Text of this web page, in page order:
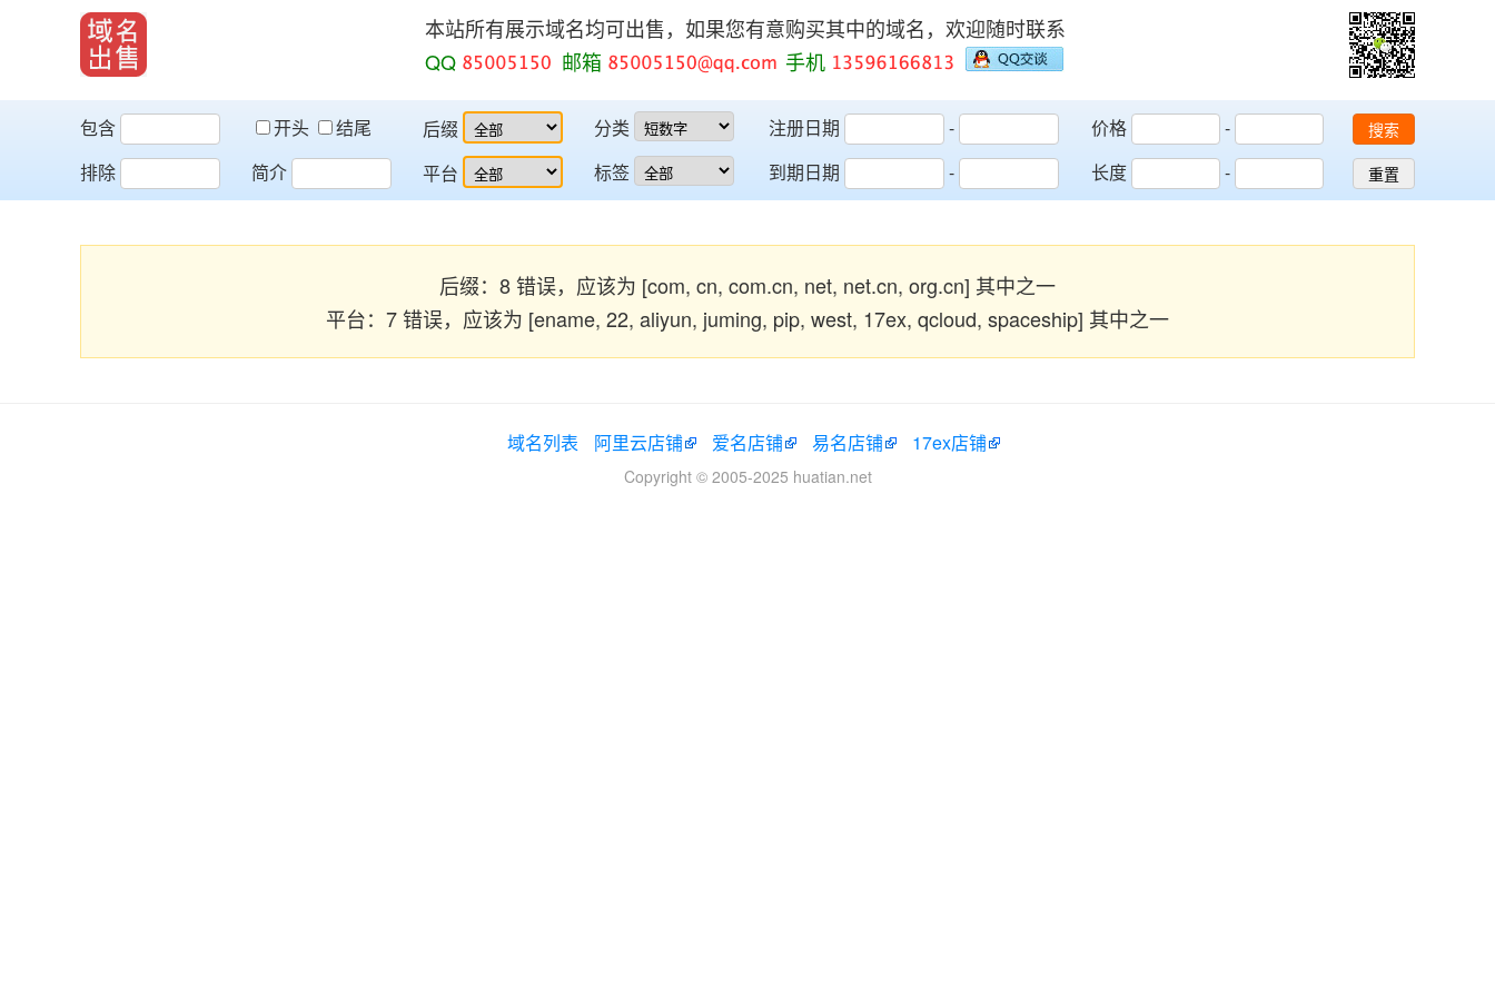
本站所有展示域名均可出售，如果您有意购买其中的域名，欢迎随时联系
QQ
邮箱 手机
包含 开头
结尾
排除
简介
后缀
平台
分类
标签
注册日期
-
到期日期
-
价格
-
长度
-
搜索
重置
后缀：8 错误，应该为 [com, cn, com.cn, net, net.cn, org.cn] 其中之一
平台：7 错误，应该为 [ename, 22, aliyun, juming, pip, west, 17ex, qcloud, spaceship] 其中之一
域名列表 阿里云店铺 爱名店铺 易名店铺 17ex店铺
Copyright © 2005-2025 huatian.net